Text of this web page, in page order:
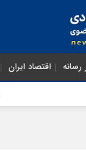
رسانه اقتصاد ایران